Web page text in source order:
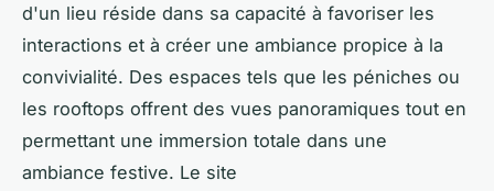
d'un lieu réside dans sa capacité à favoriser les
interactions et à créer une ambiance propice à la
convivialité. Des espaces tels que les péniches ou
les rooftops offrent des vues panoramiques tout en
permettant une immersion totale dans une
ambiance festive. Le site